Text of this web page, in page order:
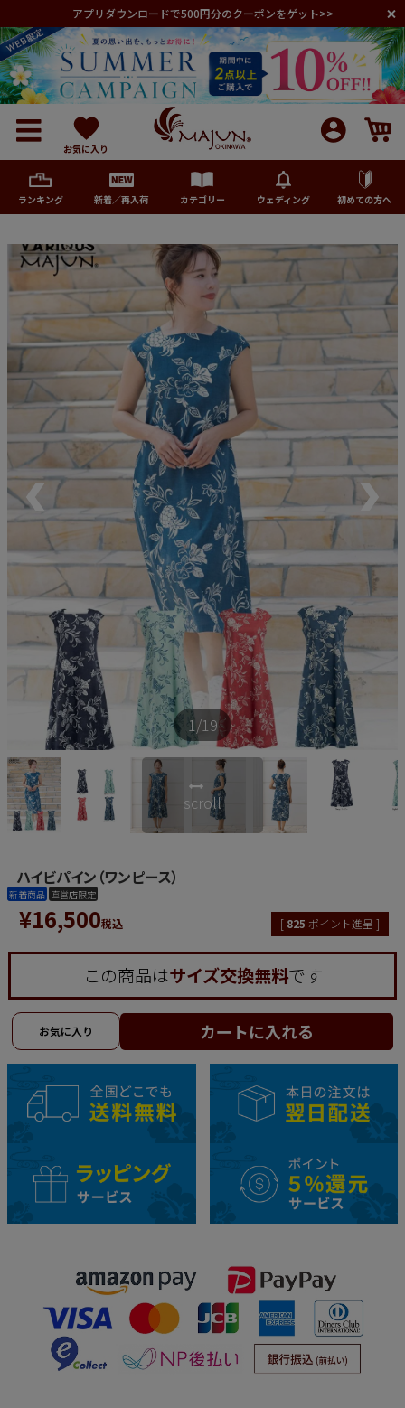
アプリダウンロードで500円分のクーポンをゲット>>
お気に入り
ランキング 新着／再入荷 カテゴリー ウェディング 初めての方へ
メンズ
レディース
キッズ
ペア商品
ランキング
新商品
再入荷商品
アウトレット
サイズから探す
レーベルから探す
1 /19
scroll
ハイビパイン（ワンピース）
新着商品 直営店限定
¥16,500税込 [ 825 ポイント進呈 ]
この商品はサイズ交換無料です
カートに入れる